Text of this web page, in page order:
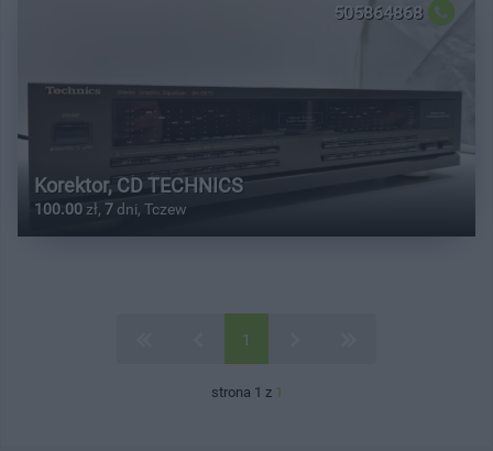
505864868
Korektor, CD TECHNICS
100.00 zł, 7 dni, Tczew
1
strona 1 z 1